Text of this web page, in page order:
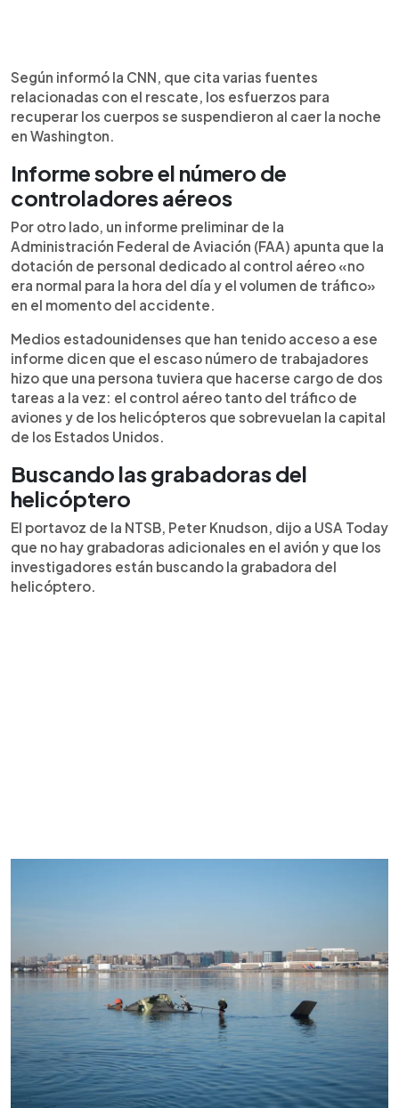
Según informó la CNN, que cita varias fuentes
relacionadas con el rescate, los esfuerzos para
recuperar los cuerpos se suspendieron al caer la noche
en Washington.
Informe sobre el número de
controladores aéreos
Por otro lado, un informe preliminar de la
Administración Federal de Aviación (FAA) apunta que la
dotación de personal dedicado al control aéreo «no
era normal para la hora del día y el volumen de tráfico»
en el momento del accidente.
Medios estadounidenses que han tenido acceso a ese
informe dicen que el escaso número de trabajadores
hizo que una persona tuviera que hacerse cargo de dos
tareas a la vez: el control aéreo tanto del tráfico de
aviones y de los helicópteros que sobrevuelan la capital
de los Estados Unidos.
Buscando las grabadoras del
helicóptero
El portavoz de la NTSB, Peter Knudson, dijo a USA Today
que no hay grabadoras adicionales en el avión y que los
investigadores están buscando la grabadora del
helicóptero.